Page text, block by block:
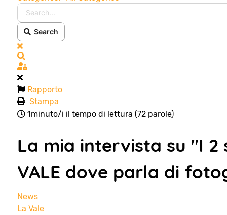
Search
x
Sign In
Rapporto
Stampa
1minuto/i il tempo di lettura (72 parole)
La mia intervista su "I
VALE dove parla di
News
La Vale